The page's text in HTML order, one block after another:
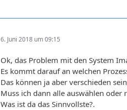
6. Juni 2018 um 09:15
Ok, das Problem mit den System
Es kommt darauf an welchen
Das können ja aber verschieden
Muss ich dann alle auswählen oder
Was ist da das Sinnvollste?.